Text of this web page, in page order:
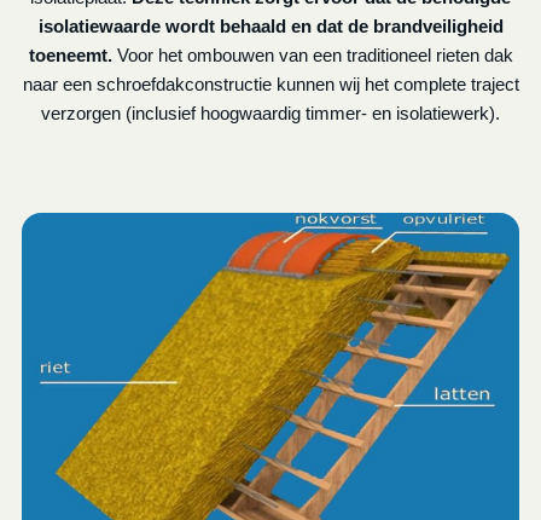
isolatiewaarde wordt behaald en dat de brandveiligheid
toeneemt.Voor het ombouwen van een traditioneel rieten dak
naar een schroefdakconstructie kunnen wij het complete traject
verzorgen (inclusief hoogwaardig timmer- en isolatiewerk).